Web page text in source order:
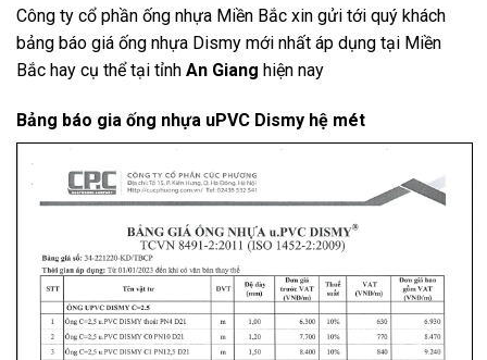
Công ty cổ phần ống nhựa Miền Bắc xin gửi tới quý khách
bảng báo giá ống nhựa Dismy mới nhất áp dụng tại Miền
Bắc hay cụ thể tại tỉnh An Giang hiện nay
Bảng báo gia ống nhựa uPVC Dismy hệ mét